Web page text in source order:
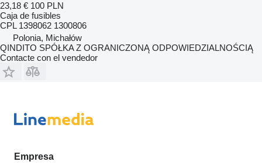
23,18 € 100 PLN
Caja de fusibles
CPL 1398062 1300806
Polonia, Michałów
QINDITO SPÓŁKA Z OGRANICZONĄ ODPOWIEDZIALNOŚCIĄ
Contacte con el vendedor
Empresa